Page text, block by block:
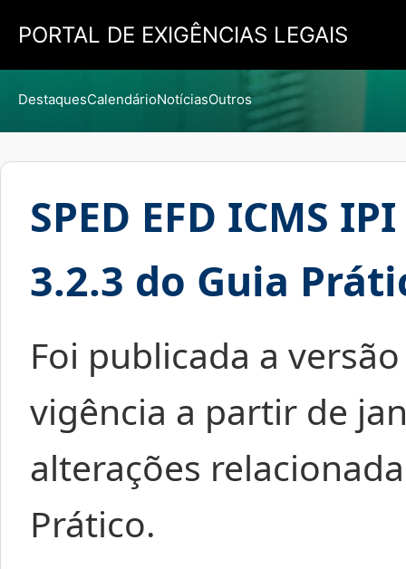
PORTAL DE EXIGÊNCIAS LEGAIS
DestaquesCalendárioNotíciasOutros
SPED EFD ICMS
3.2.3 do Guia
Foi publicada a
vigência a partir de
alterações
Prático.